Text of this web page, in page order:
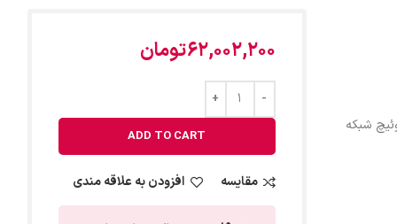
شبکه
62,002,200تومان
ADD TO CART
مقایسه افزودن به علاقه مندی